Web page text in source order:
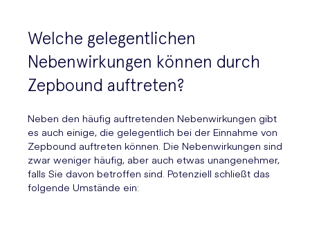
Welche gelegentlichen
Nebenwirkungen können durch
Zepbound auftreten?
Neben den häufig auftretenden Nebenwirkungen gibt
es auch einige, die gelegentlich bei der Einnahme von
Zepbound auftreten können. Die Nebenwirkungen sind
zwar weniger häufig, aber auch etwas unangenehmer,
falls Sie davon betroffen sind. Potenziell schließt das
folgende Umstände ein: